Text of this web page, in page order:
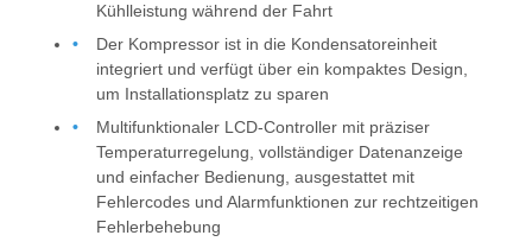
Kühlleistung während der Fahrt
Der Kompressor ist in die Kondensatoreinheit
integriert und verfügt über ein kompaktes Design,
um Installationsplatz zu sparen
Multifunktionaler LCD-Controller mit präziser
Temperaturregelung, vollständiger Datenanzeige
und einfacher Bedienung, ausgestattet mit
Fehlercodes und Alarmfunktionen zur rechtzeitigen
Fehlerbehebung